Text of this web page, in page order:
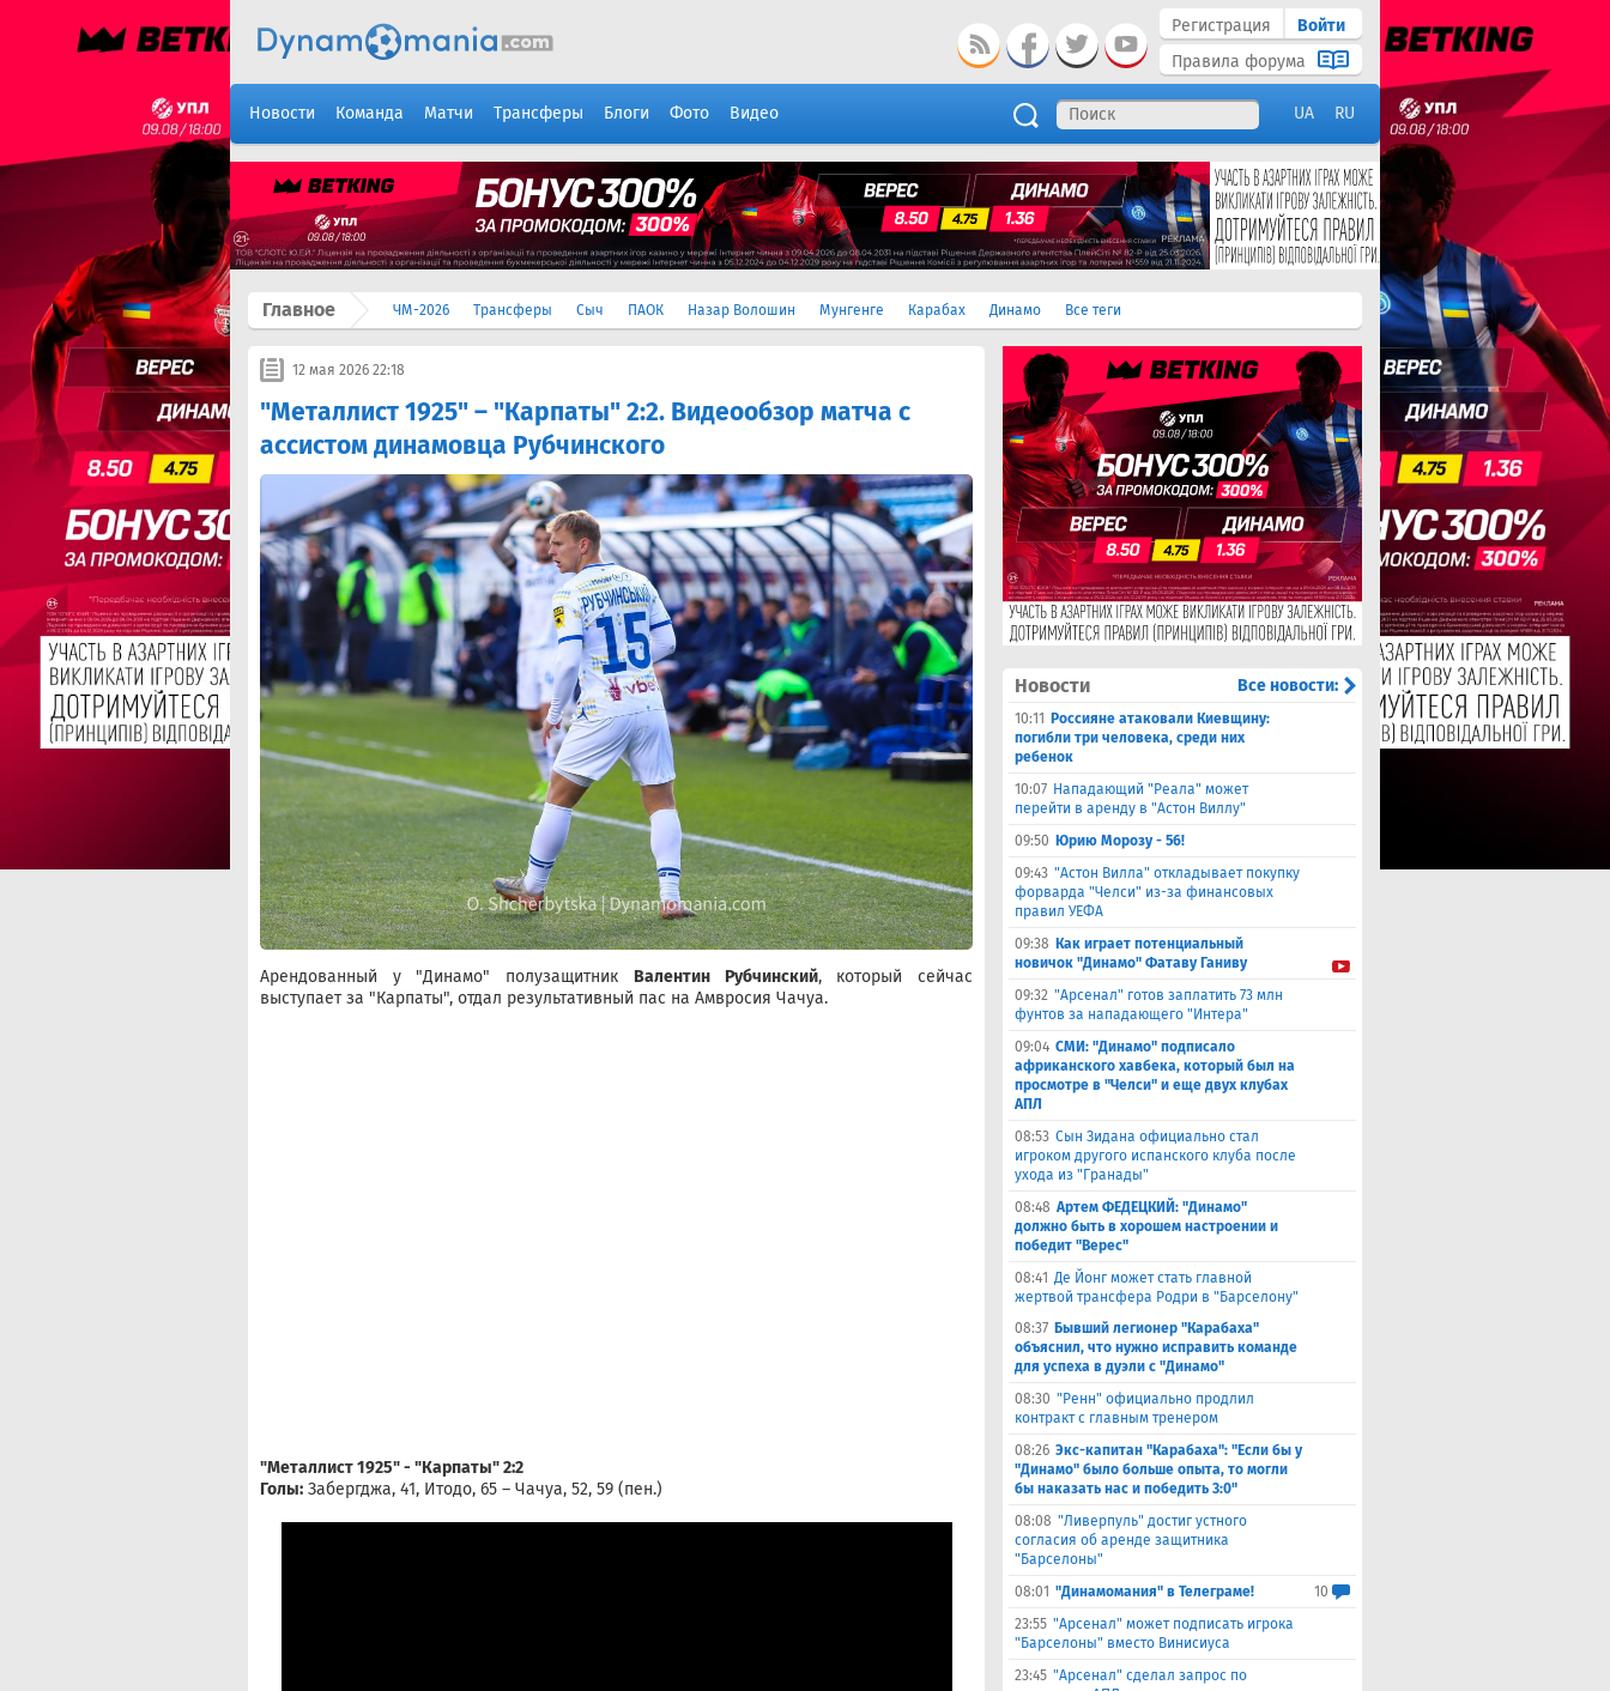
Регистрация
Войти
Правила форума
Новости Команда Матчи Трансферы Блоги Фото Видео UA RU
Главное ЧМ-2026 Трансферы Сыч ПАОК Назар Волошин Мунгенге Карабах Динамо Все теги
12 мая 2026 22:18
"Металлист 1925" – "Карпаты" 2:2. Видеообзор матча с
ассистом динамовца Рубчинского
Арендованный у "Динамо" полузащитник Валентин Рубчинский, который сейчас
выступает за "Карпаты", отдал результативный пас на Амвросия Чачуа.
"Металлист 1925" - "Карпаты" 2:2
Голы: Забергджа, 41, Итодо, 65 – Чачуа, 52, 59 (пен.)
Новости Все новости:
10:11
Россияне атаковали Киевщину:
погибли три человека, среди них
ребенок
10:07 Нападающий "Реала" может
перейти в аренду в "Астон Виллу"
09:50 Юрию Морозу - 56!
09:43 "Астон Вилла" откладывает покупку
форварда "Челси" из-за финансовых
правил УЕФА
09:38 Как играет потенциальный
новичок "Динамо" Фатаву Ганиву
09:32 "Арсенал" готов заплатить 73 млн
фунтов за нападающего "Интера"
09:04 СМИ: "Динамо" подписало
африканского хавбека, который был на
просмотре в "Челси" и еще двух клубах
АПЛ
08:53 Сын Зидана официально стал
игроком другого испанского клуба после
ухода из "Гранады"
08:48 Артем ФЕДЕЦКИЙ: "Динамо"
должно быть в хорошем настроении и
победит "Верес"
08:41 Де Йонг может стать главной
жертвой трансфера Родри в "Барселону"
08:37 Бывший легионер "Карабаха"
объяснил, что нужно исправить команде
для успеха в дуэли с "Динамо"
08:30 "Ренн" официально продлил
контракт с главным тренером
08:26 Экс-капитан "Карабаха": "Если бы у
"Динамо" было больше опыта, то могли
бы наказать нас и победить 3:0"
08:08 "Ливерпуль" достиг устного
согласия об аренде защитника
"Барселоны"
08:01 "Динамомания" в Телеграме!
10
23:55 "Арсенал" может подписать игрока
"Барселоны" вместо Винисиуса
23:45 "Арсенал" сделал запрос по